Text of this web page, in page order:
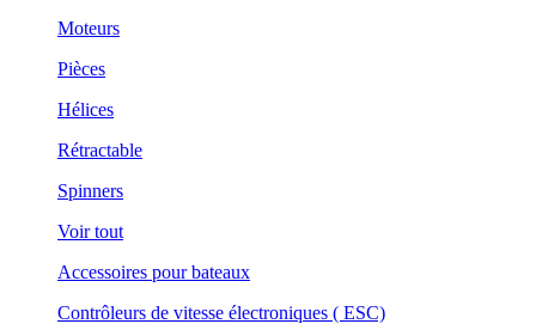
Moteurs
Pièces
Hélices
Rétractable
Spinners
Voir tout
Accessoires pour bateaux
Contrôleurs de vitesse électroniques ( ESC)